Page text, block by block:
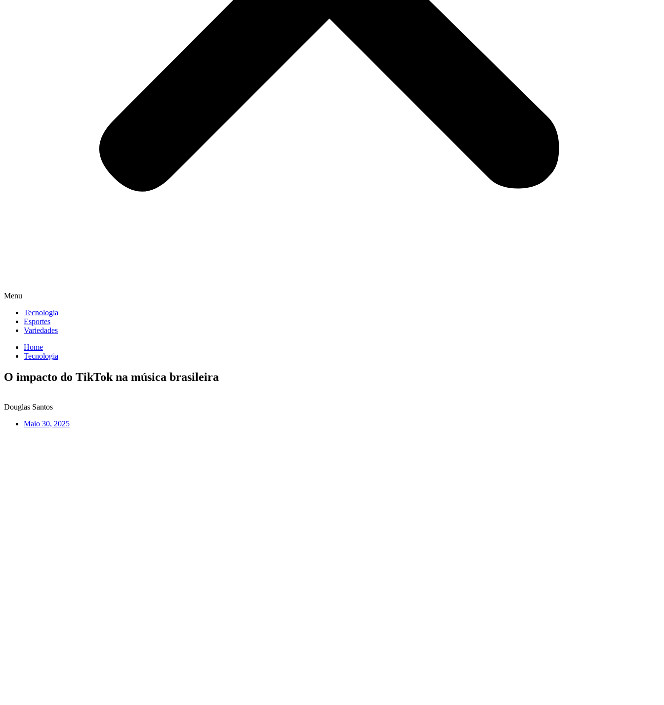
Menu
Tecnologia
Esportes
Variedades
Home
Tecnologia
O impacto do TikTok na música brasileira
Douglas Santos
Maio 30, 2025